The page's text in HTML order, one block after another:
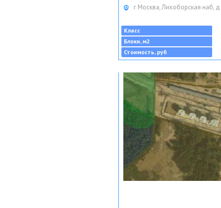
г Москва, Лихоборская наб,
Класс
Блоки, м2
Стоимость, руб